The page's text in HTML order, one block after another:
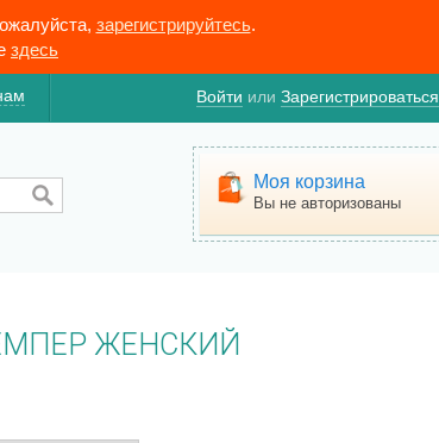
зарегистрируйтесь.
здесь
Войти или Зарегистрироваться
Моя корзина
Вы не авторизованы
ЖЕНСКИЙ